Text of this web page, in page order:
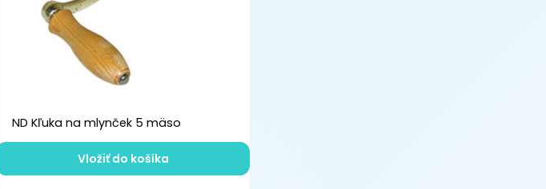
ND Kľuka na mlynček 5 mäso
Vložiť do košíka